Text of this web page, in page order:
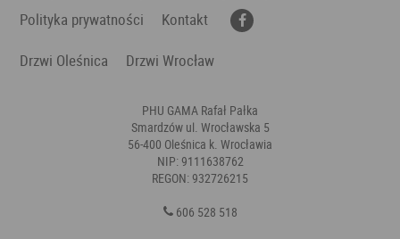
Polityka prywatności
Kontakt
Drzwi Oleśnica
Drzwi Wrocław
PHU GAMA Rafał Pałka
Smardzów ul. Wrocławska 5
56-400 Oleśnica k. Wrocławia
NIP: 9111638762
REGON: 932726215
606 528 518